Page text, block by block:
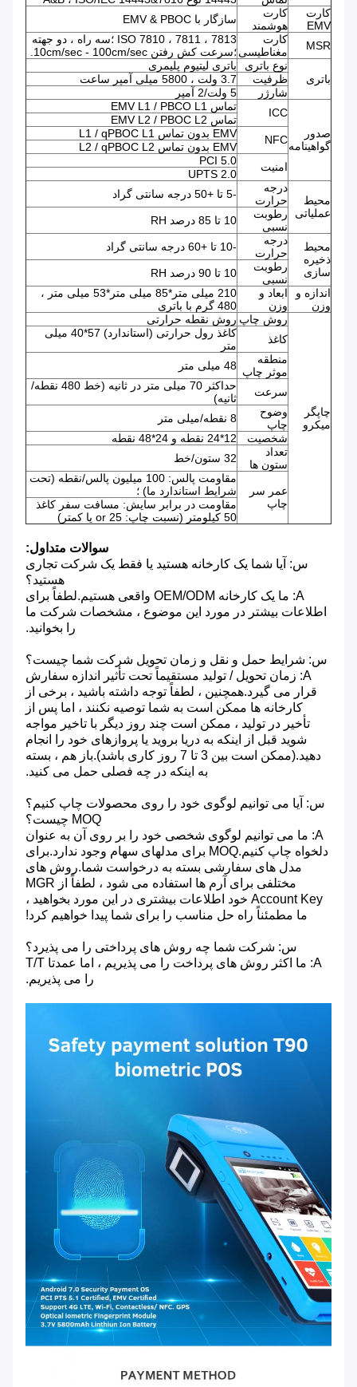
کارت
EMV
کارت
هوشمند
سازگار با EMV & PBOC
MSR
کارت
مغناطیسی
ISO 7810 ، 7811 ، 7813 ؛سه راه ، دو جهته
؛سرعت کش رفتن 10cm/sec - 100cm/sec.
باتری
نوع باتری
باتری لیتیوم پلیمری
ظرفیت
3.7 ولت ، 5800 میلی آمپر ساعت
شارژر
5 ولت/2 آمپر
صدور
گواهینامه
ICC
تماس EMV L1 / PBCO L1
تماس EMV L2 / PBOC L2
NFC
EMV بدون تماس L1 / qPBOC L1
EMV بدون تماس L2 / qPBOC L2
امنیت
PCI 5.0
UPTS 2.0
محیط
عملیاتی
درجه
حرارت
-5 تا +50 درجه سانتی گراد
رطوبت
نسبی
10 تا 85 درصد RH
محیط
ذخیره
سازی
درجه
حرارت
-10 تا +60 درجه سانتی گراد
رطوبت
نسبی
10 تا 90 درصد RH
اندازه و
وزن
ابعاد و
وزن
210 میلی متر*85 میلی متر*53 میلی متر ،
480 گرم با باتری
چاپگر
میکرو
روش چاپ روش نقطه حرارتی
کاغذ
کاغذ رول حرارتی (استاندارد) 57*40 میلی
متر
منطقه
موثر چاپ 48 میلی متر
سرعت
حداکثر 70 میلی متر در ثانیه (خط 480 نقطه/
ثانیه)
وضوح
چاپ
8 نقطه/میلی متر
شخصیت
12*24 نقطه و 24*48 نقطه
تعداد
ستون ها
32 ستون/خط
عمر سر
چاپ
مقاومت پالس: 100 میلیون پالس/نقطه (تحت
شرایط استاندارد ما) ؛
مقاومت در برابر سایش: مسافت سفر کاغذ
50 کیلومتر (نسبت چاپ: 25 or یا کمتر)
سوالات متداول:
س: آیا شما یک کارخانه هستید یا فقط یک شرکت تجاری
هستید؟
A: ما یک کارخانه OEM/ODM واقعی هستیم.لطفاً برای
اطلاعات بیشتر در مورد این موضوع ، مشخصات شرکت ما
را بخوانید.
س: شرایط حمل و نقل و زمان تحویل شرکت شما چیست؟
A: زمان تحویل / تولید مستقیماً تحت تأثیر اندازه سفارش
قرار می گیرد.همچنین ، لطفاً توجه داشته باشید ، برخی از
کارخانه ها ممکن است به شما توصیه نکنند ، اما پس از
تأخیر در تولید ، ممکن است چند روز دیگر با تاخیر مواجه
شوید قبل از اینکه به دریا بروید یا پروازهای خود را انجام
دهید.(ممکن است بین 3 تا 7 روز کاری باشد).باز هم ، بسته
به اینکه در چه فصلی حمل می کنید.
س: آیا می توانیم لوگوی خود را روی محصولات چاپ کنیم؟
MOQ چیست؟
A: ما می توانیم لوگوی شخصی خود را بر روی آن به عنوان
دلخواه چاپ کنیم.MOQ برای مدلهای سهام وجود ندارد.برای
مدل های سفارشی بسته به درخواست شما.روش های
مختلفی برای آرم ها استفاده می شود ، لطفاً از MGR
Account Key خود اطلاعات بیشتری در این مورد بخواهید ،
ما مطمئناً راه حل مناسب را برای شما پیدا خواهیم کرد!
س: شرکت شما چه روش های پرداختی را می پذیرد؟
A: ما اکثر روش های پرداخت را می پذیریم ، اما عمدتا T/T
را می پذیریم.